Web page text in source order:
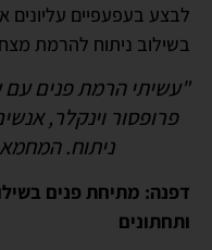
לבצע בעפעפיים עליונים
בשילוב ניתוח להרמת
"עשיתי הרמת פנים עם
פרופסור וינקלר,
ניתוח.
דפנה: מתיחת פנים
ותחתונים